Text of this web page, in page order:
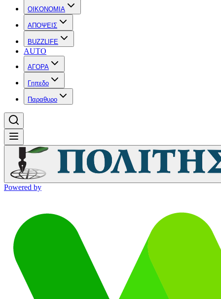
OIKONOMIA
ΑΠΟΨΕΙΣ
BUZZLIFE
AUTO
ΑΓΟΡΑ
Γηπεδο
Παραθυρο
Powered by